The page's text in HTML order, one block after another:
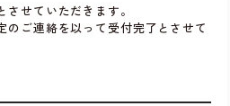
せていただきます。
ご連絡を以って受付完了とさせて